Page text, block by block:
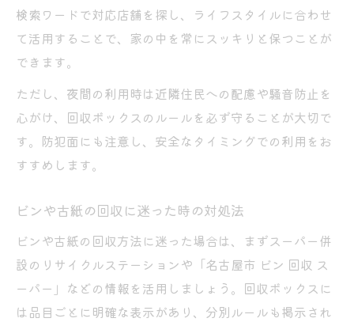
検索ワードで対応店舗を探し、ライフスタイルに合わせ
て活用することで、家の中を常にスッキリと保つことが
できます。
ただし、夜間の利用時は近隣住民への配慮や騒音防止を
心がけ、回収ボックスのルールを必ず守ることが大切で
す。防犯面にも注意し、安全なタイミングでの利用をお
すすめします。
ビンや古紙の回収に迷った時の対処法
ビンや古紙の回収方法に迷った場合は、まずスーパー併
設のリサイクルステーションや「名古屋市 ビン 回収 ス
ーパー」などの情報を活用しましょう。回収ボックスに
は品目ごとに明確な表示があり、分別ルールも掲示され